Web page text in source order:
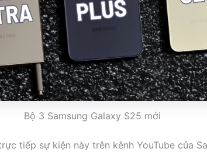
Bộ 3 Samsung Galaxy S25 mới
tiếp sự kiện này trên kênh YouTube của